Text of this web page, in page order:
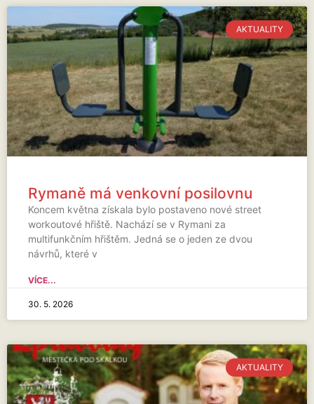
AKTUALITY
Rymaně má venkovní posilovnu
Koncem května získala bylo postaveno nové street
workoutové hřiště. Nachází se v Rymani za
multifunkčním hřištěm. Jedná se o jeden ze dvou
návrhů, které v
VÍCE...
30. 5. 2026
AKTUALITY